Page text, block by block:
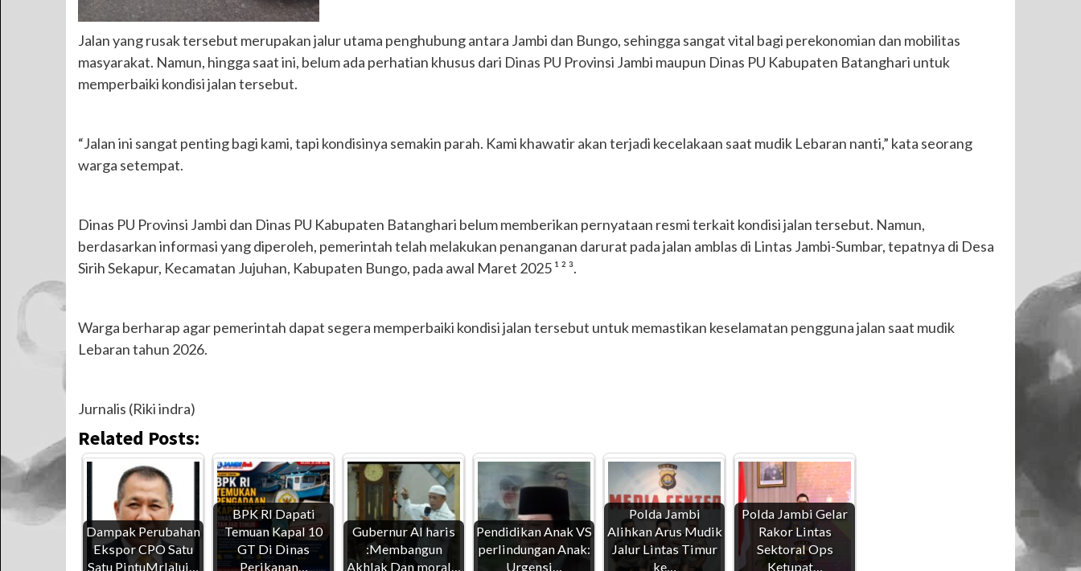
Jalan yang rusak tersebut merupakan jalur utama penghubung antara Jambi dan Bungo, sehingga sangat vital bagi perekonomian dan mobilitas
masyarakat. Namun, hingga saat ini, belum ada perhatian khusus dari Dinas PU Provinsi Jambi maupun Dinas PU Kabupaten Batanghari untuk
memperbaiki kondisi jalan tersebut.
“Jalan ini sangat penting bagi kami, tapi kondisinya semakin parah. Kami khawatir akan terjadi kecelakaan saat mudik Lebaran nanti,” kata seorang
warga setempat.
Dinas PU Provinsi Jambi dan Dinas PU Kabupaten Batanghari belum memberikan pernyataan resmi terkait kondisi jalan tersebut. Namun,
berdasarkan informasi yang diperoleh, pemerintah telah melakukan penanganan darurat pada jalan amblas di Lintas Jambi-Sumbar, tepatnya di Desa
Sirih Sekapur, Kecamatan Jujuhan, Kabupaten Bungo, pada awal Maret 2025 ¹ ² ³.
Warga berharap agar pemerintah dapat segera memperbaiki kondisi jalan tersebut untuk memastikan keselamatan pengguna jalan saat mudik
Lebaran tahun 2026.
Jurnalis (Riki indra)
Related Posts:
Dampak Perubahan
Ekspor CPO Satu
Satu PintuMrlalui…
BPK RI Dapati
Temuan Kapal 10
GT Di Dinas
Perikanan…
Gubernur Al haris
:Membangun
Akhlak Dan moral…
Pendidikan Anak VS
perlindungan Anak:
Urgensi…
Polda Jambi
Alihkan Arus Mudik
Jalur Lintas Timur
ke…
Polda Jambi Gelar
Rakor Lintas
Sektoral Ops
Ketupat…